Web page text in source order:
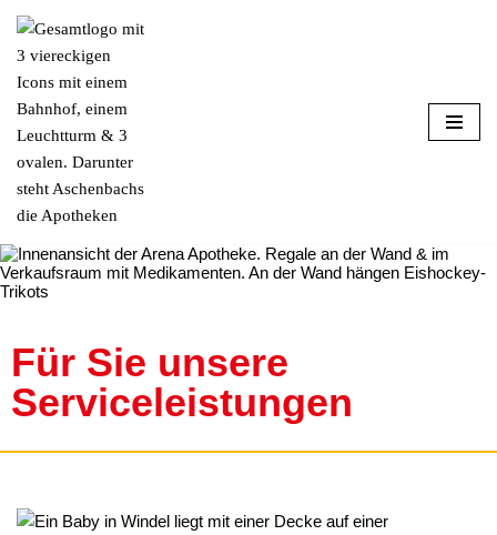
Zum
Inhalt
springen
Für Sie unsere
Serviceleistungen